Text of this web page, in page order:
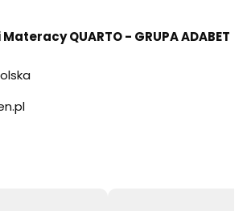
QUARTO - GRUPA ADABET